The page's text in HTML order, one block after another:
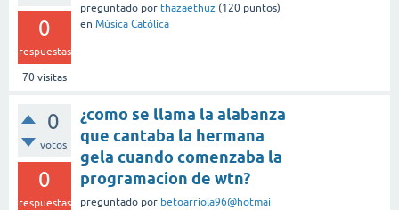
0
respuestas
70 visitas
preguntado por thazaethuz (120 puntos)
en Música Católica
0
votos
0
respuestas
¿como se llama la alabanza
que cantaba la hermana
gela cuando comenzaba la
programacion de wtn?
preguntado por betoarriola96@hotmai